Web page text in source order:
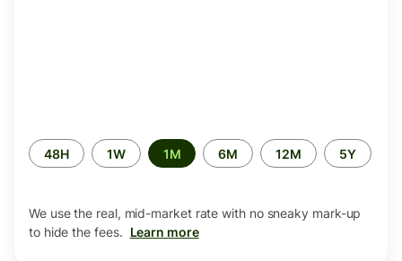
Time
period
48H 1W 1M 6M 12M 5Y
We use the real, mid-market rate with no sneaky mark-up
to hide the fees. Learn more